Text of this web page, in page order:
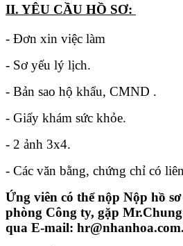
II. YÊU CẦU HỒ SƠ:
- Đơn xin việc làm
- Sơ yếu lý lịch.
- Bản sao hộ khẩu, CMND .
- Giấy khám sức khỏe.
- 2 ảnh 3x4.
- Các văn bằng, chứng chỉ có
Ứng viên có thể nộp Nộp hồ
phòng Công ty, gặp
qua E-mail: